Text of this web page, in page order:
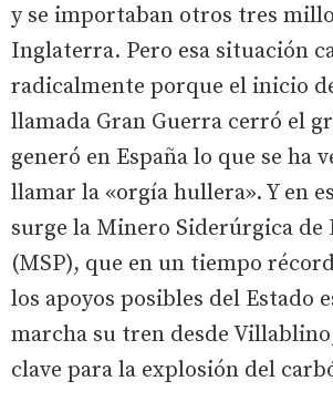
y se importaban otros tres
Inglaterra. Pero esa situación
radicalmente porque el inicio
llamada Gran Guerra cerró el
generó en España lo que se ha
llamar la «orgía hullera». Y en
surge la Minero Siderúrgica de
(MSP), que en un tiempo
los apoyos posibles del Estado
marcha su tren desde
clave para la explosión del